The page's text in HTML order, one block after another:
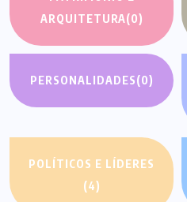
ARQUITETURA(0)
PERSONALIDADES(0)
POLÍTICOS E LÍDERES
(4)